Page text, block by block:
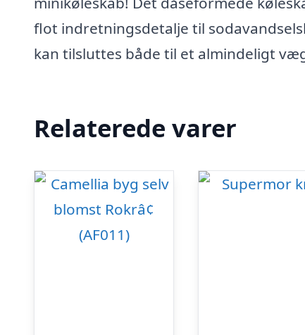
flot indretningsdetalje til
kan tilsluttes både til et almindeligt
Relaterede varer